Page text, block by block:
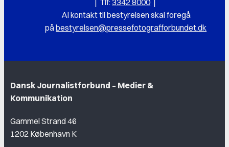
| Tlf:3342 8000|
Al kontakt til bestyrelsen skal foregå
påbestyrelsen@pressefotografforbundet.dk
Dansk Journalistforbund – Medier &
Kommunikation
Gammel Strand 46
1202 København K